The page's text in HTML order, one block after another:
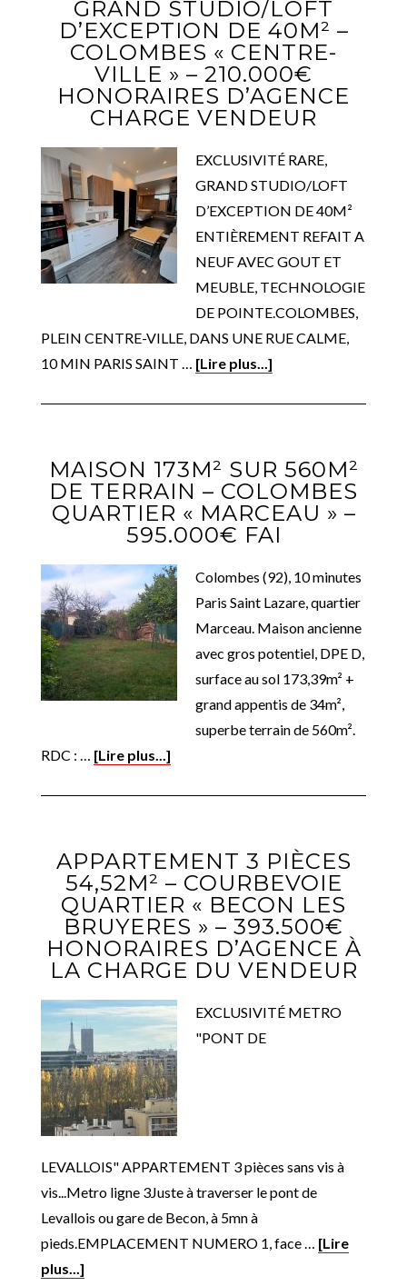
GRAND STUDIO/LOFT
D’EXCEPTION DE 40M² –
COLOMBES « CENTRE-
VILLE » – 210.000€
HONORAIRES D’AGENCE
CHARGE VENDEUR
EXCLUSIVITÉ RARE,
GRAND STUDIO/LOFT
D’EXCEPTION DE 40M²
ENTIÈREMENT REFAIT A
NEUF AVEC GOUT ET
MEUBLE, TECHNOLOGIE
DE POINTE.COLOMBES,
PLEIN CENTRE-VILLE, DANS UNE RUE CALME,
10 MIN PARIS SAINT … [Lire plus...]
MAISON 173M² SUR 560M²
DE TERRAIN – COLOMBES
QUARTIER « MARCEAU » –
595.000€ FAI
Colombes (92), 10 minutes
Paris Saint Lazare, quartier
Marceau. Maison ancienne
avec gros potentiel, DPE D,
surface au sol 173,39m² +
grand appentis de 34m²,
superbe terrain de 560m².
RDC : … [Lire plus...]
APPARTEMENT 3 PIÈCES
54,52M² – COURBEVOIE
QUARTIER « BECON LES
BRUYERES » – 393.500€
HONORAIRES D’AGENCE À
LA CHARGE DU VENDEUR
EXCLUSIVITÉ METRO
"PONT DE
LEVALLOIS" APPARTEMENT 3 pièces sans vis à
vis...Metro ligne 3Juste à traverser le pont de
Levallois ou gare de Becon, à 5mn à
pieds.EMPLACEMENT NUMERO 1, face … [Lire
plus...]